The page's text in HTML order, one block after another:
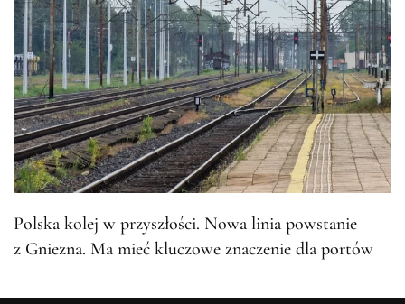
Polska kolej w przyszłości. Nowa linia powstanie
z Gniezna. Ma mieć kluczowe znaczenie dla portów